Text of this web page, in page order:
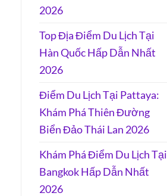
2026
Top Địa Điểm Du Lịch Tại
Hàn Quốc Hấp Dẫn Nhất
2026
Điểm Du Lịch Tại Pattaya:
Khám Phá Thiên Đường
Biển Đảo Thái Lan 2026
Khám Phá Điểm Du Lịch Tại
Bangkok Hấp Dẫn Nhất
2026